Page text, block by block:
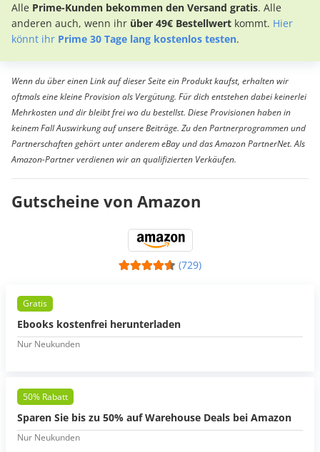
Alle Prime-Kunden bekommen den Versand gratis. Alle
anderen auch, wenn ihr über 49€ Bestellwert kommt. Hier
könnt ihr Prime 30 Tage lang kostenlos testen.
Wenn du über einen Link auf dieser Seite ein Produkt kaufst, erhalten wir
oftmals eine kleine Provision als Vergütung. Für dich entstehen dabei keinerlei
Mehrkosten und dir bleibt frei wo du bestellst. Diese Provisionen haben in
keinem Fall Auswirkung auf unsere Beiträge. Zu den Partnerprogrammen und
Partnerschaften gehört unter anderem eBay und das Amazon PartnerNet. Als
Amazon-Partner verdienen wir an qualifizierten Verkäufen.
Gutscheine von Amazon
(729)
Gratis
Ebooks kostenfrei herunterladen
Nur Neukunden
50% Rabatt
Sparen Sie bis zu 50% auf Warehouse Deals bei Amazon
Nur Neukunden